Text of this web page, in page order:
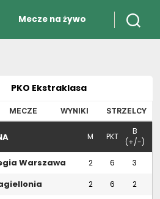
Mecze na żywo
PKO Ekstraklasa
MECZE WYNIKI STRZELCY
M PKT
B
(+/-)
Warszawa 2 6 3
2 6 2